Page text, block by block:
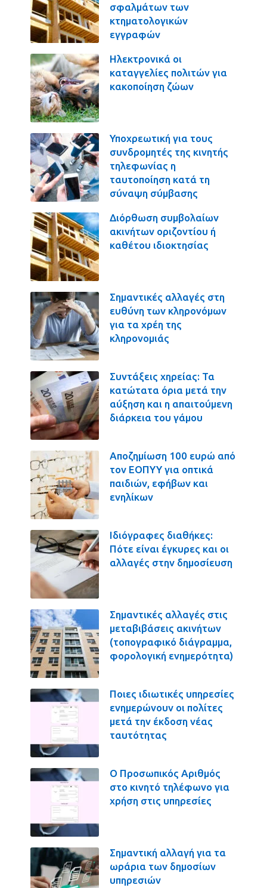
σφαλμάτων των
κτηματολογικών
εγγραφών
Ηλεκτρονικά οι
καταγγελίες πολιτών για
κακοποίηση ζώων
Υποχρεωτική για τους
συνδρομητές της κινητής
τηλεφωνίας η
ταυτοποίηση κατά τη
σύναψη σύμβασης
Διόρθωση συμβολαίων
ακινήτων οριζοντίου ή
καθέτου ιδιοκτησίας
Σημαντικές αλλαγές στη
ευθύνη των κληρονόμων
για τα χρέη της
κληρονομιάς
Συντάξεις χηρείας: Τα
κατώτατα όρια μετά την
αύξηση και η απαιτούμενη
διάρκεια του γάμου
Αποζημίωση 100 ευρώ από
τον ΕΟΠΥΥ για οπτικά
παιδιών, εφήβων και
ενηλίκων
Ιδιόγραφες διαθήκες:
Πότε είναι έγκυρες και οι
αλλαγές στην δημοσίευση
Σημαντικές αλλαγές στις
μεταβιβάσεις ακινήτων
(τοπογραφικό διάγραμμα,
φορολογική ενημερότητα)
Ποιες ιδιωτικές υπηρεσίες
ενημερώνουν οι πολίτες
μετά την έκδοση νέας
ταυτότητας
Ο Προσωπικός Αριθμός
στο κινητό τηλέφωνο για
χρήση στις υπηρεσίες
Σημαντική αλλαγή για τα
ωράρια των δημοσίων
υπηρεσιών